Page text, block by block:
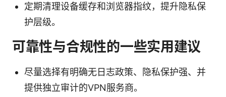
定期清理设备缓存和浏览器指纹，提升隐私保
护层级。
可靠性与合规性的一些实用建议
尽量选择有明确无日志政策、隐私保护强、并
提供独立审计的VPN服务商。